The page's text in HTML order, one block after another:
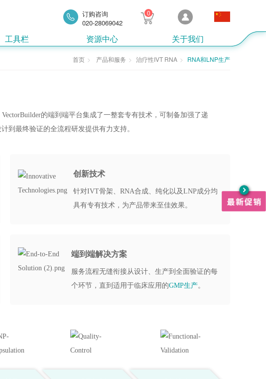
0
订购咨询
020-28069042
工具栏 资源中心 关于我们
首页 产品和服务 治疗性IVT RNA RNA和LNP生产
的端到端平台集成了一整套专有技术，可制备加强了递
到最终验证的全流程研发提供有力支持。
创新技术
针对IVT骨架、RNA合成、纯化以及LNP成分均
具有专有技术，为产品带来至佳效果。
端到端解决方案
服务流程无缝衔接从设计、生产到全面验证的每
个环节，直到适用于临床应用的GMP生产。